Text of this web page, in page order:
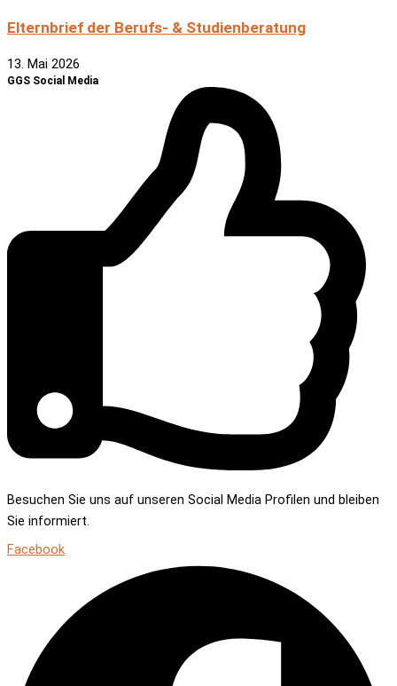
Elternbrief der Berufs- & Studienberatung
13. Mai 2026
GGS Social Media
Besuchen Sie uns auf unseren Social Media Profilen und bleiben
Sie informiert.
Facebook